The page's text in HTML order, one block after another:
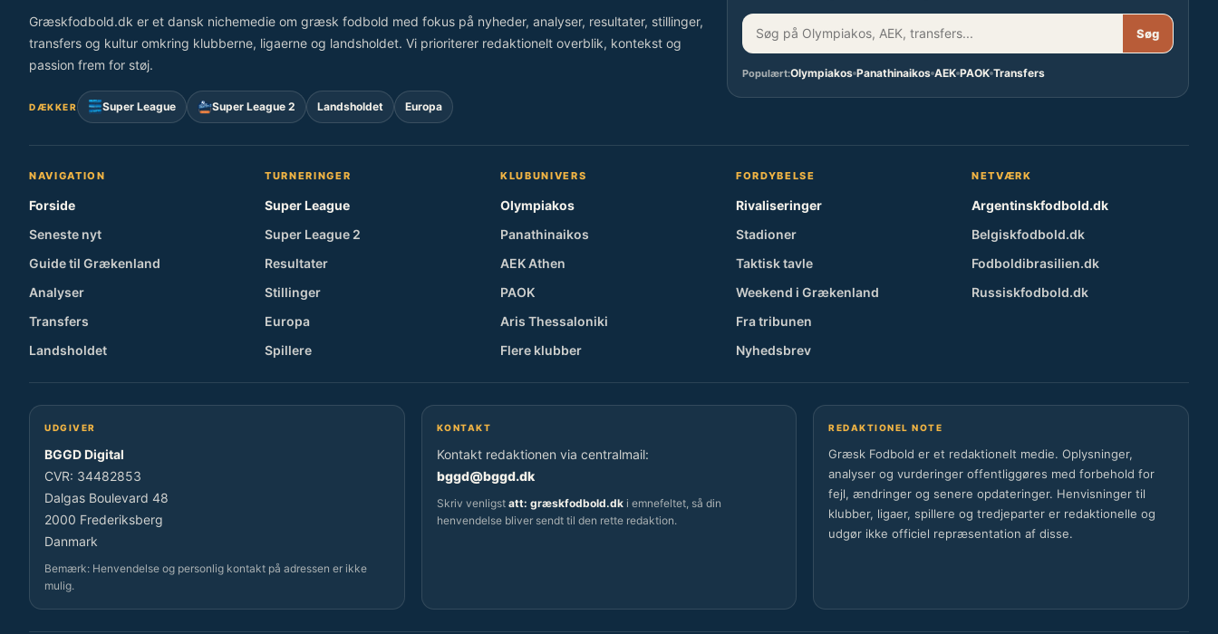
Græskfodbold.dk er et dansk nichemedie om græsk fodbold med fokus på nyheder, analyser, resultater, stillinger,
transfers og kultur omkring klubberne, ligaerne og landsholdet. Vi prioriterer redaktionelt overblik, kontekst og
passion frem for støj.
DÆKKER Super League Super League 2 Landsholdet Europa
Søg
Populært:Olympiakos Panathinaikos AEK PAOK Transfers
NAVIGATION
Forside
Seneste nyt
Guide til Grækenland
Analyser
Transfers
Landsholdet
TURNERINGER
Super League
Super League 2
Resultater
Stillinger
Europa
Spillere
KLUBUNIVERS
Olympiakos
Panathinaikos
AEK Athen
PAOK
Aris Thessaloniki
Flere klubber
FORDYBELSE
Rivaliseringer
Stadioner
Taktisk tavle
Weekend i Grækenland
Fra tribunen
Nyhedsbrev
NETVÆRK
Argentinskfodbold.dk
Belgiskfodbold.dk
Fodboldibrasilien.dk
Russiskfodbold.dk
UDGIVER
BGGD Digital
CVR: 34482853
Dalgas Boulevard 48
2000 Frederiksberg
Danmark
Bemærk: Henvendelse og personlig kontakt på adressen er ikke
mulig.
KONTAKT
Kontakt redaktionen via centralmail:
bggd@bggd.dk
Skriv venligst att: græskfodbold.dki emnefeltet, så din
henvendelse bliver sendt til den rette redaktion.
REDAKTIONEL NOTE
Græsk Fodbold er et redaktionelt medie. Oplysninger,
analyser og vurderinger offentliggøres med forbehold for
fejl, ændringer og senere opdateringer. Henvisninger til
klubber, ligaer, spillere og tredjeparter er redaktionelle og
udgør ikke officiel repræsentation af disse.